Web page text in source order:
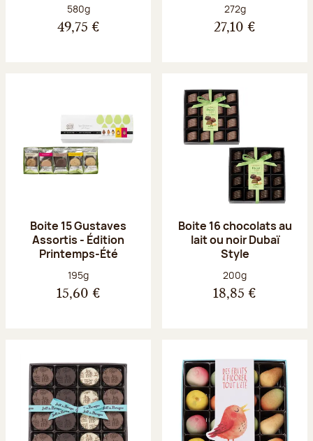
Poids net :
580g
49,75 €
Poids net :
272g
27,10 €
Boite 15 Gustaves
Assortis - Édition
Printemps-Été
Poids net :
195g
15,60 €
Boite 16 chocolats au
lait ou noir Dubaï
Style
Poids net :
200g
18,85 €